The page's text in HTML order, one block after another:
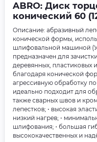
ABRO: Диск
конический 60
Описание: абразивный
конической формы,
шлифовальной машиной
предназначен для
деревянных, пластиковых
благодаря конической
агрессивную обработку
идеально подходит для
также сварных швов и
лепестков; • высокая
низкий нагрев; •
шлифования; • большая
высококачественных и